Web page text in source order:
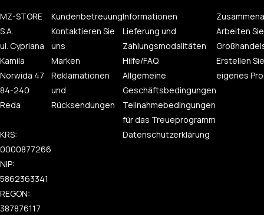
MZ-STORE
S.A.
ul. Cypriana
Kamila
Norwida 47
84-240
Reda
KRS:
0000877266
NIP:
5862363341
REGON:
387876117
Kundenbetreuung
Kontaktieren Sie
uns
Marken
Reklamationen
und
Rücksendungen
Informationen
Lieferung und
Zahlungsmodalitäten
Hilfe/FAQ
Allgemeine
Geschäftsbedingungen
Teilnahmebedingungen
für das Treueprogramm
Datenschutzerklärung
Arbeiten
Erstellen
eigenes